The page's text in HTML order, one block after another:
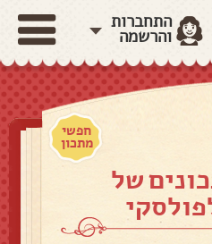
התחברות
והרשמה
חפשי
מתכון
של